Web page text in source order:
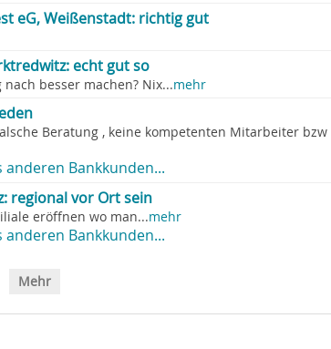
eG, Weißenstadt: richtig gut
echt gut so
besser machen? Nix...mehr
Beratung , keine kompetenten Mitarbeiter bzw
anderen Bankkunden...
regional vor Ort sein
eröffnen wo man...mehr
anderen Bankkunden...
Mehr